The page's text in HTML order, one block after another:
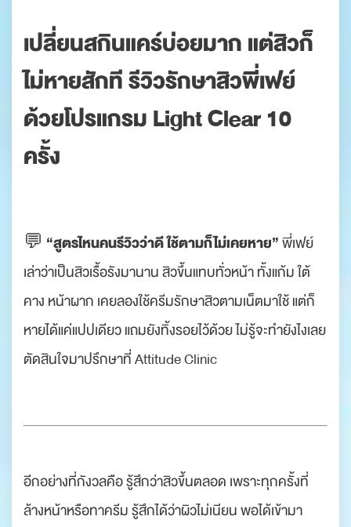
เปลี่ยนสกินแคร์บ่อยมาก แต่สิวก็
ไม่หายสักที รีวิวรักษาสิวพี่เฟย์
ด้วยโปรแกรม Light Clear 10
ครั้ง
💬 “สูตรไหนคนรีวิวว่าดี ใช้ตามก็ไม่เคยหาย”พี่เฟย์
เล่าว่าเป็นสิวเรื้อรังมานาน สิวขึ้นแทบทั่วหน้า ทั้งแก้ม ใต้
คาง หน้าผาก เคยลองใช้ครีมรักษาสิวตามเน็ตมาใช้ แต่ก็
หายได้แค่แปปเดียว แถมยังทิ้งรอยไว้ด้วย ไม่รู้จะทำยังไงเลย
ตัดสินใจมาปรึกษาที่ Attitude Clinic
อีกอย่างที่กังวลคือ รู้สึกว่าสิวขึ้นตลอด เพราะทุกครั้งที่
ล้างหน้าหรือทาครีม รู้สึกได้ว่าผิวไม่เนียน พอได้เข้ามา